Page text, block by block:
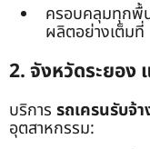
ครอบคลุมทุกพื้
ผลิตอย่างเต็มที่
2. จังหวัดระยอง
บริการ รถเครนรับจ้า
อุตสาหกรรม: